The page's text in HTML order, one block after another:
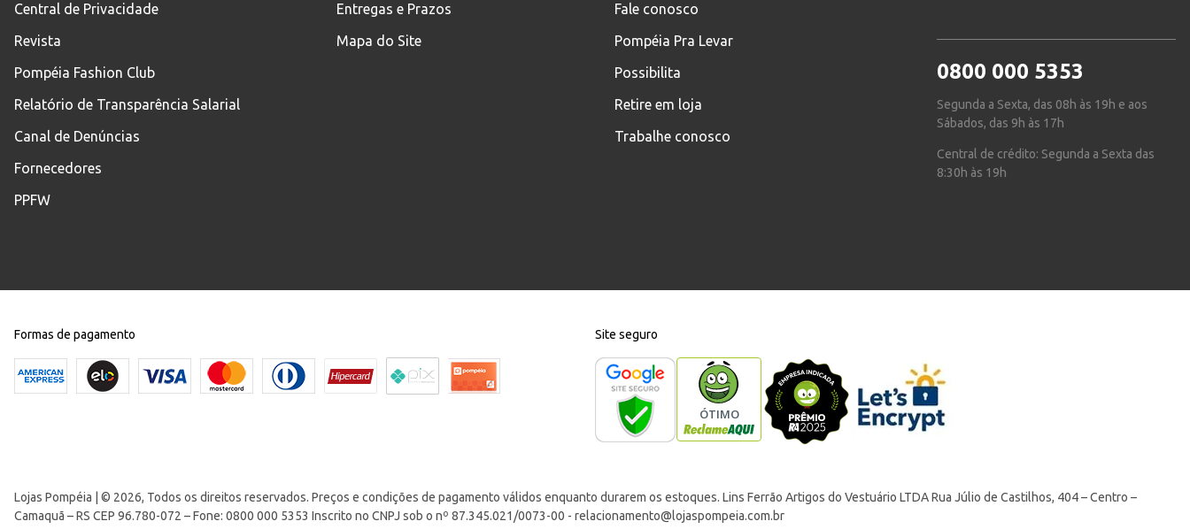
Central de Privacidade
Revista
Pompéia Fashion Club
Relatório de Transparência Salarial
Canal de Denúncias
Fornecedores
PPFW
Entregas e Prazos
Mapa do Site
Fale conosco
Pompéia Pra Levar
Possibilita
Retire em loja
Trabalhe conosco
0800 000 5353
Segunda a Sexta, das 08h às 19h e aos
Sábados, das 9h às 17h
Central de crédito: Segunda a Sexta das
8:30h às 19h
Formas de pagamento Site seguro
Lojas Pompéia | © 2026, Todos os direitos reservados. Preços e condições de pagamento válidos enquanto durarem os estoques. Lins Ferrão Artigos do Vestuário LTDA Rua Júlio de Castilhos, 404 – Centro –
Camaquã – RS CEP 96.780-072 – Fone: 0800 000 5353 Inscrito no CNPJ sob o nº 87.345.021/0073-00 - relacionamento@lojaspompeia.com.br